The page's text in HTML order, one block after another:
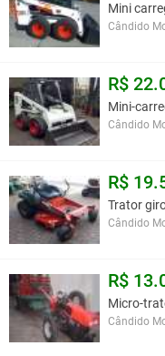
Mini
Cândido
R$
Mini-
Cândido
R$
Trator
Cândido
R$
Micro-
Cândido